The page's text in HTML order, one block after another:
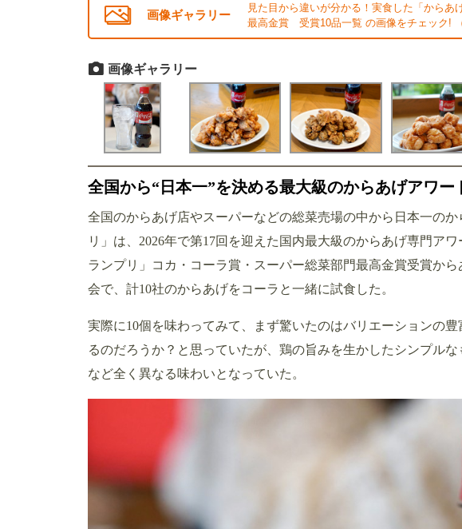
画像ギャラリー
見た目から違いが分かる！実食した「からあ
最高金賞 受賞10品一覧 の画像をチェック!
画像ギャラリー
全国から“日本一”を決める最大級のからあげアワー
全国のからあげ店やスーパーなどの総菜売場の中から日本一の
リ」は、2026年で第17回を迎えた国内最大級のからあげ専門ア
ランプリ」コカ・コーラ賞・スーパー総菜部門最高金賞受賞か
会で、計10社のからあげをコーラと一緒に試食した。
実際に10個を味わってみて、まず驚いたのはバリエーションの
るのだろうか？と思っていたが、鶏の旨みを生かしたシンプル
など全く異なる味わいとなっていた。